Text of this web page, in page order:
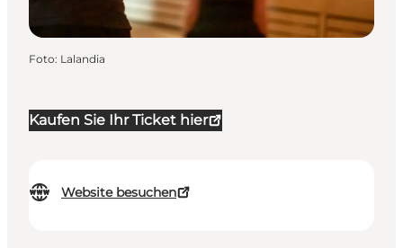
Kaufen Sie Ihr Ticket hier
Website besuchen
Foto: Lalandia